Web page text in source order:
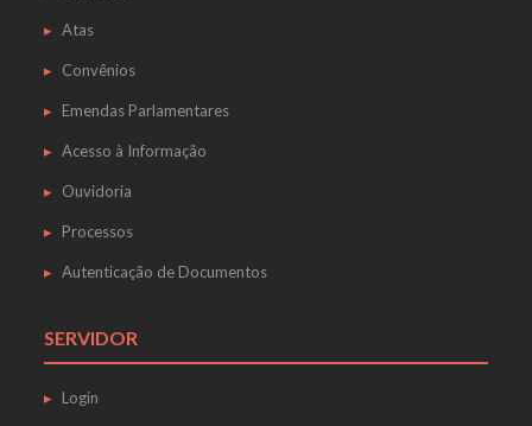
Atas
Convênios
Emendas Parlamentares
Acesso à Informação
Ouvidoria
Processos
Autenticação de Documentos
SERVIDOR
Login